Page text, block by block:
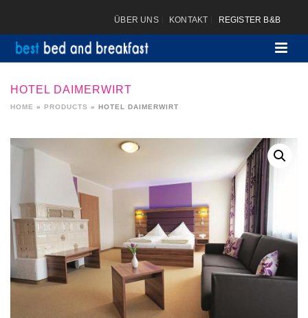
ÜBER UNS KONTAKT REGISTER B&B
HOTEL DAIMERWIRT
HOME » PRODUCTS » HOTEL DAIMERWIRT